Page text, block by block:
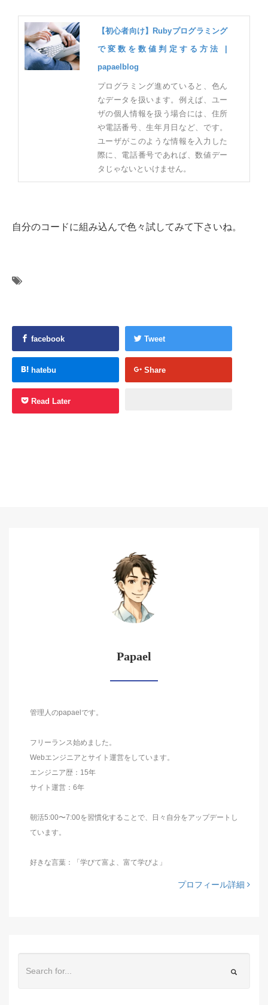
【初心者向け】Rubyプログラミング
で変数を数値判定する方法 |
papaelblog
プログラミング進めていると、色ん
なデータを扱います。例えば、ユー
ザの個人情報を扱う場合には、住所
や電話番号、生年月日など、です。
ユーザがこのような情報を入力した
際に、電話番号であれば、数値デー
タじゃないといけません。
自分のコードに組み込んで色々試してみて下さいね。
facebook Tweet
hatebu Share
Read Later
Papael
管理人のpapaelです。
フリーランス始めました。
Webエンジニアとサイト運営をしています。
エンジニア歴：15年
サイト運営：6年
朝活5:00〜7:00を習慣化することで、日々自分をアップデートし
ています。
好きな言葉：「学びて富よ、富て学びよ」
プロフィール詳細